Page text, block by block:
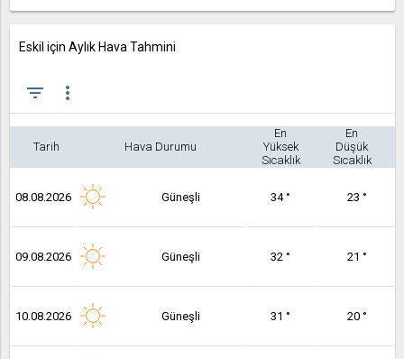
Eskil için Aylık Hava Tahmini
filter_list more_vert
Tarih Hava Durumu
En
Yüksek
Sıcaklık
En
Düşük
Sıcaklık
08.08.2026 Güneşli 34 ° 23 °
09.08.2026 Güneşli 32 ° 21 °
10.08.2026 Güneşli 31 ° 20 °